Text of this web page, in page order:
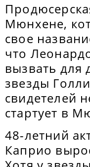
Мюнхене,
свое
что
вызвать для
звезды
свидетелей
стартует в
48-летний
Каприо